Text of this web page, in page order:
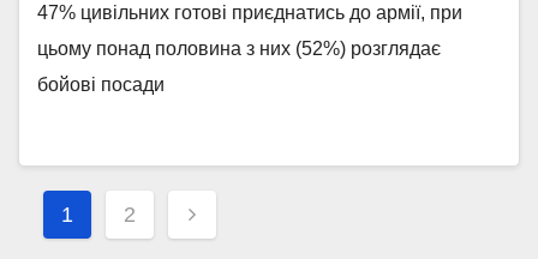
47% цивільних готові приєднатись до армії, при
цьому понад половина з них (52%) розглядає
бойові посади
Навігація
1 2